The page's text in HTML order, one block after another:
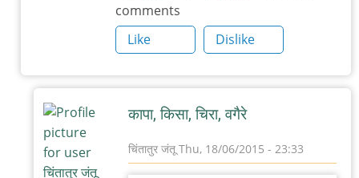
या
धाग्यावर
'इंटरनेट
हिंदू'
नितिन
थत्ते
comments
Like
Dislike
कापा, किसा, चिरा, वगैरे
चिंतातुर जंतू Thu, 18/06/2015 - 23:33
In